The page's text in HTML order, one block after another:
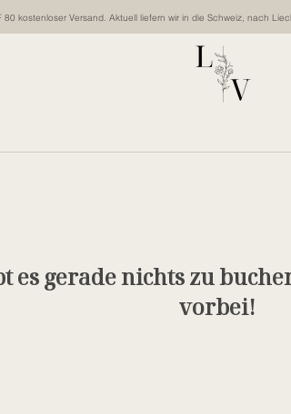
80 kostenloser Versand. Aktuell liefern wir in die Schweiz, nach
es gerade nichts zu
vorbei!